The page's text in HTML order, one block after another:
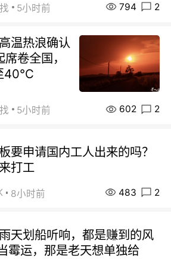
5小时前 794 2
温热浪确认
卷全国，
40℃
5小时前 602 2
要申请国内工人出来的吗？
打工
8小时前 483 2
天划船听响，都是赚到的风
霉运，那是老天想单独给